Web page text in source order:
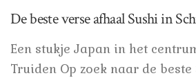
De beste verse afhaal Sushi in
Een stukje Japan in het
Truiden Op zoek naar de